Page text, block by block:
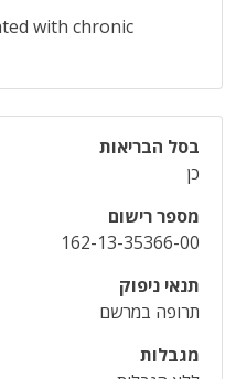
with chronic
בסל הבריאות
כן
מספר רישום
162-13-35366-00
תנאי ניפוק
תרופה במרשם
מגבלות